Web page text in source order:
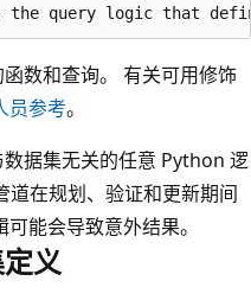
数和查询。 有关可用修饰
员参考。
据集无关的任意 Python 逻
道在规划、验证和更新期间
能会导致意外结果。
义